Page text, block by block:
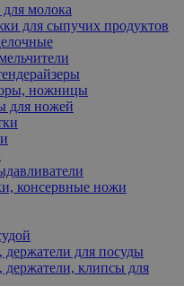
молока
для сыпучих продуктов
ножницы
для ножей
консервные ножи
держатели для посуды
держатели, клипсы для